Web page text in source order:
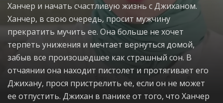
Ханчер и начать счастливую жизнь с Джиханом.
Ханчер, в свою очередь, просит мужчину
прекратить мучить ее. Она больше не хочет
терпеть унижения и мечтает вернуться домой,
забыв все произошедшее как страшный сон. В
отчаянии она находит пистолет и протягивает его
Джихану, прося пристрелить ее, если он не может
ее отпустить. Джихан в панике от того, что Ханчер